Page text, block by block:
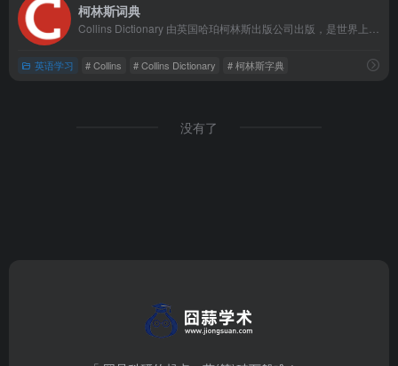
柯林斯词典
英语学习 # Collins # Collins Dictionary # 柯林斯字典
没有了